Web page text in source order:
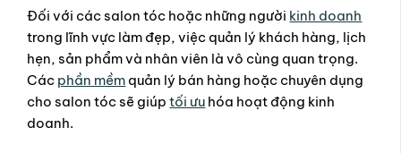
Đối với các salon tóc hoặc những người kinh doanh
trong lĩnh vực làm đẹp, việc quản lý khách hàng, lịch
hẹn, sản phẩm và nhân viên là vô cùng quan trọng.
Các phần mềm quản lý bán hàng hoặc chuyên dụng
cho salon tóc sẽ giúptối ưu hóa hoạt động kinh
doanh.